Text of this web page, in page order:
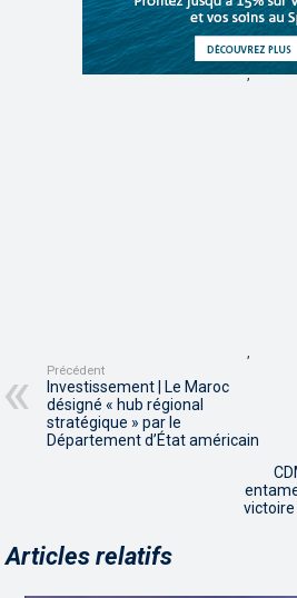
,
,
Précédent
Investissement | Le Maroc
désigné « hub régional
stratégique » par le
Département d’État américain
victoire
Articles relatifs